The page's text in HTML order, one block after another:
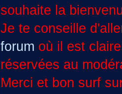
souhaite la
Je te conseille
forum où il est
réservées au
Merci et bon surf